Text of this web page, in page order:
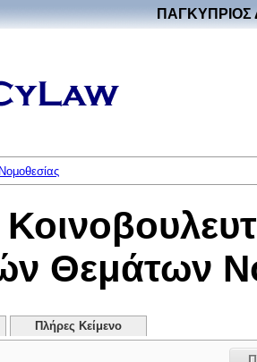
ΠΑΓΚΥΠΡΙΟΣ
Θεμάτων
Πλήρες Κείμενο